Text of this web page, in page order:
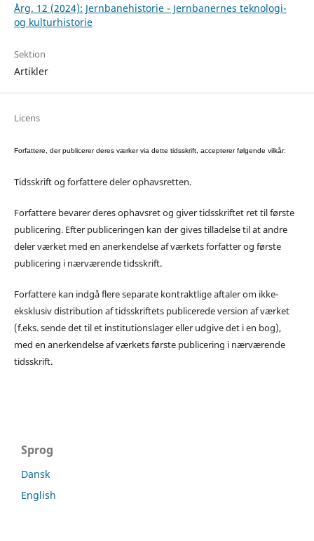
Årg. 12 (2024): Jernbanehistorie - Jernbanernes teknologi-
og kulturhistorie
Sektion
Artikler
Licens
Forfattere, der publicerer deres værker via dette tidsskrift, accepterer følgende vilkår:
Tidsskrift og forfattere deler ophavsretten.
Forfattere bevarer deres ophavsret og giver tidsskriftet ret til første
publicering. Efter publiceringen kan der gives tilladelse til at andre
deler værket med en anerkendelse af værkets forfatter og første
publicering i nærværende tidsskrift.
Forfattere kan indgå flere separate kontraktlige aftaler om ikke-
eksklusiv distribution af tidsskriftets publicerede version af værket
(f.eks. sende det til et institutionslager eller udgive det i en bog),
med en anerkendelse af værkets første publicering i nærværende
tidsskrift.
Sprog
Dansk
English